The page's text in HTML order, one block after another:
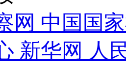
网 中国国
新华网 人